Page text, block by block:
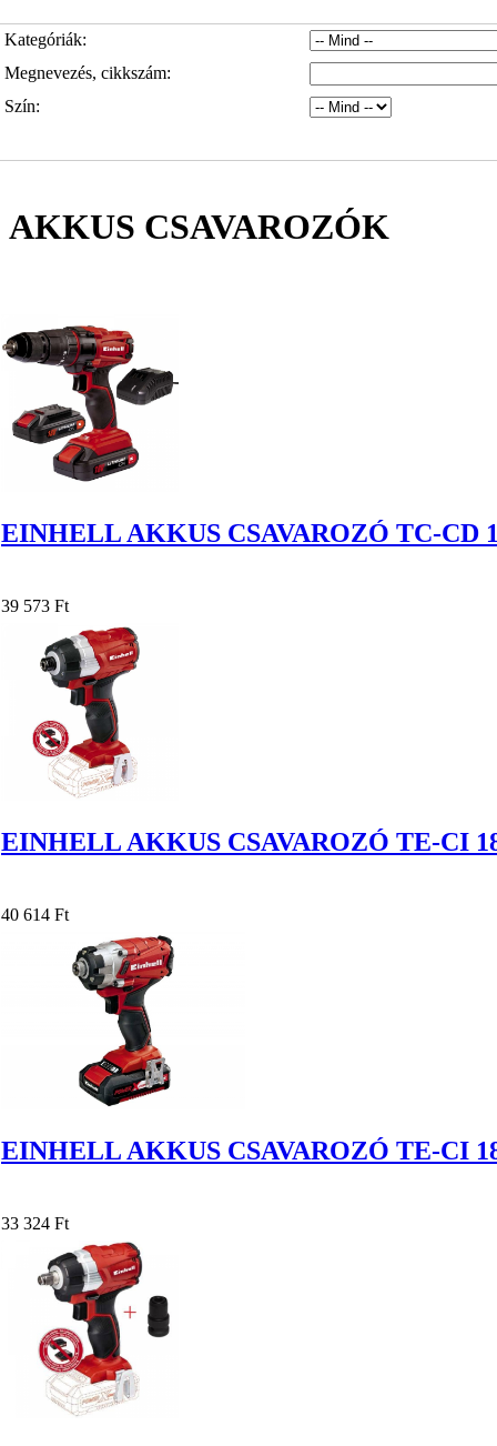
Kategóriák:
Megnevezés, cikkszám:
Szín:
AKKUS CSAVAROZÓK
EINHELL AKKUS CSAVAROZÓ TC-CD
39 573 Ft
EINHELL AKKUS CSAVAROZÓ TE-CI
40 614 Ft
EINHELL AKKUS CSAVAROZÓ TE-CI
33 324 Ft